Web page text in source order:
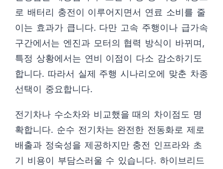
로 배터리 충전이 이루어지면서 연료 소비를 줄
이는 효과가 큽니다. 다만 고속 주행이나 급가속
구간에서는 엔진과 모터의 협력 방식이 바뀌며,
특정 상황에서는 연비 이점이 다소 감소하기도
합니다. 따라서 실제 주행 시나리오에 맞춘 차종
선택이 중요합니다.
전기차나 수소차와 비교했을 때의 차이점도 명
확합니다. 순수 전기차는 완전한 전동화로 제로
배출과 정숙성을 제공하지만 충전 인프라와 초
기 비용이 부담스러울 수 있습니다. 하이브리드